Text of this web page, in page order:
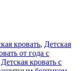
кровать, Детская
от года с
Детская кровать с